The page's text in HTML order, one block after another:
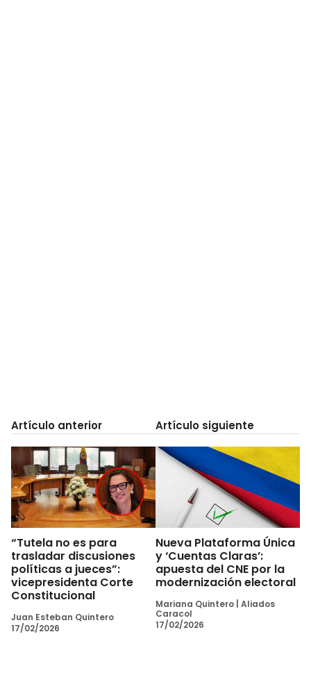
Artículo anterior
“Tutela no es para
trasladar discusiones
políticas a jueces”:
vicepresidenta Corte
Constitucional
Juan Esteban Quintero
17/02/2026
Artículo siguiente
Nueva Plataforma Única
y ‘Cuentas Claras’:
apuesta del CNE por la
modernización electoral
Mariana Quintero Aliados
Caracol
17/02/2026